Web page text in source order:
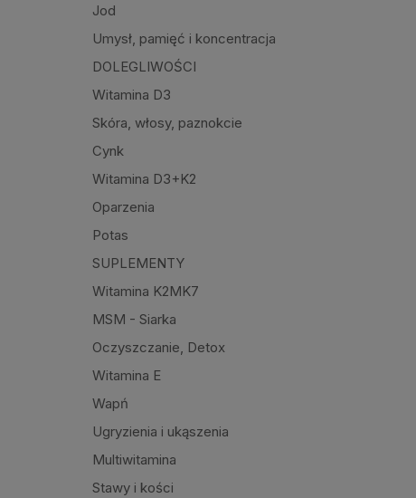
Jod
Umysł, pamięć i koncentracja
DOLEGLIWOŚCI
Witamina D3
Skóra, włosy, paznokcie
Cynk
Witamina D3+K2
Oparzenia
Potas
SUPLEMENTY
Witamina K2MK7
MSM - Siarka
Oczyszczanie, Detox
Witamina E
Wapń
Ugryzienia i ukąszenia
Multiwitamina
Stawy i kości